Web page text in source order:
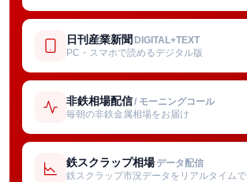
日刊産業新聞 DIGITAL+TEXT
PC・スマホで読めるデジタル版
非鉄相場配信/ モーニングコール
毎朝の非鉄金属相場をお届け
鉄スクラップ相場 データ配信
鉄スクラップ市況データをリアルタイムで